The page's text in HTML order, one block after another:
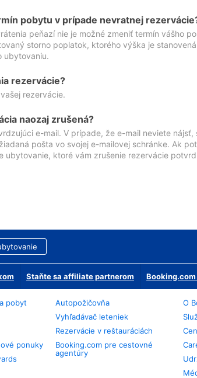
pobytu v prípade nevratnej
peňazí nie je možné zmeniť termín vášho
storno poplatok, ktorého výška je
ubytovaniu.
rezervácie?
rezervácie.
naozaj zrušená?
e-mail. V prípade, že e-mail neviete nájsť,
pošta vo svojej e-mailovej schránke. Ak
ubytovanie, ktoré vám zrušenie rezervácie
Staňte sa affiliate partnerom
pobyt
ponuky
Autopožičovňa
Vyhľadávač leteniek
Rezervácie v reštauráciách
Booking.com pre cestovné
agentúry
O